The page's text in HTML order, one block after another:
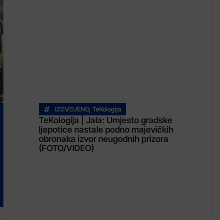
IZDVOJENO, TeKologija
TeKologija | Jala: Umjesto gradske
ljepotice nastale podno majevičkih
obronaka izvor neugodnih prizora
(FOTO/VIDEO)